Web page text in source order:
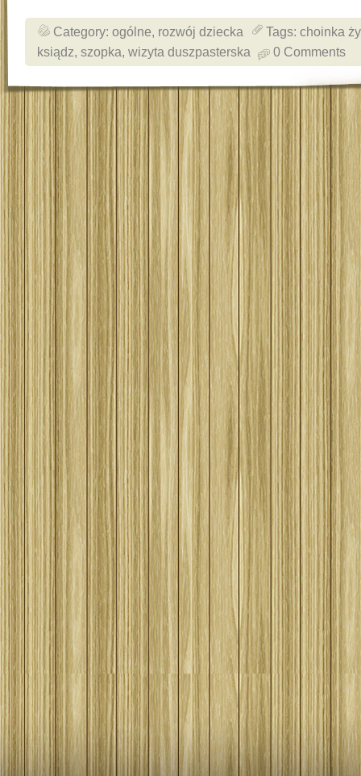
Category: ogólne, rozwój dziecka Tags: choinka
ksiądz, szopka, wizyta duszpasterska 0 Comments